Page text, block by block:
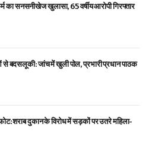
का सनसनीखेज खुलासा, 65 वर्षीय आरोपी गिरफ्तार
से बदसलूकी: जांच में खुली पोल, प्रभारी प्रधान पाठक
शराब दुकान के विरोध में सड़कों पर उतरे महिला-